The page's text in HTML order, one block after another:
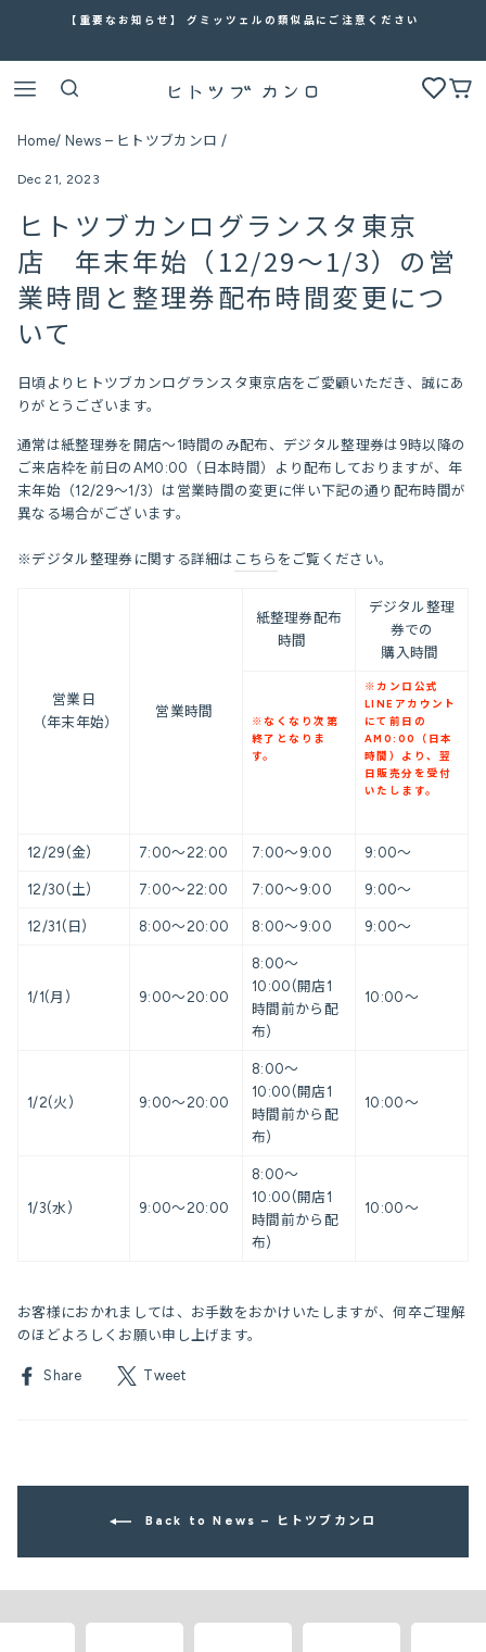
content
【重要なお知らせ】 グミッツェルの類似品にご注意ください
Site navigation
お気
Home/ News – ヒトツブカンロ /
Dec 21, 2023
ヒトツブカンログランスタ東京
店 年末年始（12/29～1/3）の営
業時間と整理券配布時間変更につ
いて
日頃よりヒトツブカンログランスタ東京店をご愛顧いただき、誠にあ
りがとうございます。
通常は紙整理券を開店～ 1 時間のみ配布、デジタル整理券は9時以降の
ご来店枠を前日のAM0:00（日本時間）より配布しておりますが、年
末年始 （12/29～1/3） は営業時間の変更に伴い下記の通り配布時間が
異なる場合がございます。
※デジタル整理券に関する詳細は こちら をご覧ください。
営業日
（年末年始）
営業時間
紙整理券配布
時間
デジタル整理
券での
購入時間
※なくなり次第
終了となりま
す。
※カンロ公式
LINEアカウント
にて前日の
AM0:00（日本
時間）より、翌
日販売分を受付
いたします。
12/29(金) 7:00～22:00 7:00～9:00 9:00～
12/30(土) 7:00～22:00 7:00～9:00 9:00～
12/31(日) 8:00～20:00 8:00～9:00 9:00～
1/1(月) 9:00～20:00
8:00～
10:00(開店1
時間前から配
布)
10:00～
1/2(火) 9:00～20:00
8:00～
10:00(開店1
時間前から配
布)
10:00～
1/3(水) 9:00～20:00
8:00～
10:00(開店1
時間前から配
布)
10:00～
お客様におかれましては、お手数をおかけいたしますが、何卒ご理解
のほどよろしくお願い申し上げます。
Share
Share Tweet
Back to News – ヒトツブカンロ